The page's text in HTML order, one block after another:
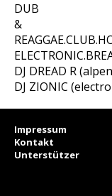
DUB
&
DJ DREAD R
DJ ZIONIC
Impressum
Kontakt
Unterstützer